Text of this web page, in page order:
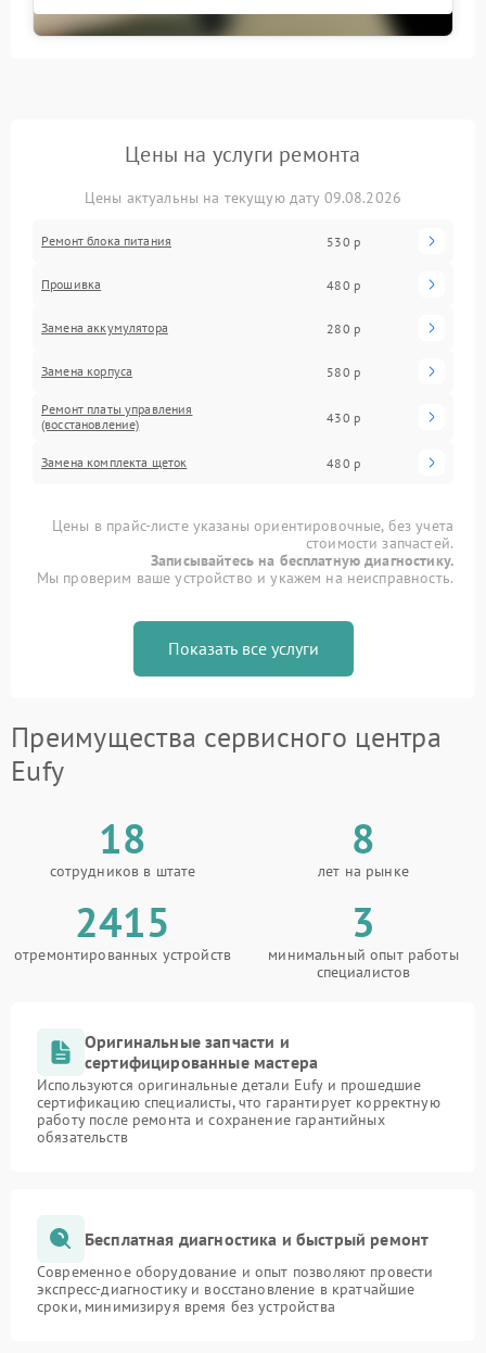
Цены на услуги ремонта
Цены актуальны на текущую дату 09.08.2026
Ремонт блока питания 530 р
Прошивка 480 р
Замена аккумулятора 280 р
Замена корпуса 580 р
Ремонт платы управления
(восстановление)
430 р
Замена комплекта щеток 480 р
Цены в прайс-листе указаны ориентировочные, без учета
стоимости запчастей.
Записывайтесь на бесплатную диагностику.
Мы проверим ваше устройство и укажем на неисправность.
Показать все услуги
Преимущества сервисного центра
Eufy
18
сотрудников в штате
8
лет на рынке
2415
отремонтированных устройств
3
минимальный опыт работы
специалистов
Оригинальные запчасти и
сертифицированные мастера
Используются оригинальные детали Eufy и прошедшие
сертификацию специалисты, что гарантирует корректную
работу после ремонта и сохранение гарантийных
обязательств
Бесплатная диагностика и быстрый ремонт
Современное оборудование и опыт позволяют провести
экспресс-диагностику и восстановление в кратчайшие
сроки, минимизируя время без устройства